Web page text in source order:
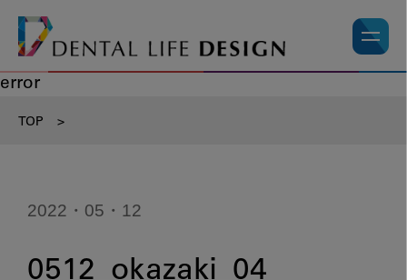
error
TOP >
2022・05・12
0512_okazaki_04